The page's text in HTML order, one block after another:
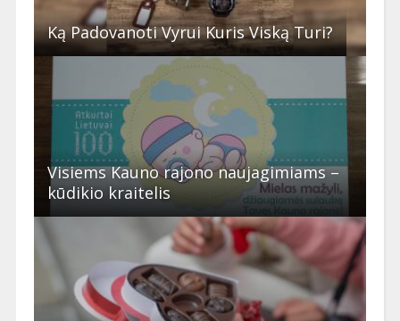
Ką Padovanoti Vyrui Kuris Viską Turi?
Visiems Kauno rajono naujagimiams –
kūdikio kraitelis